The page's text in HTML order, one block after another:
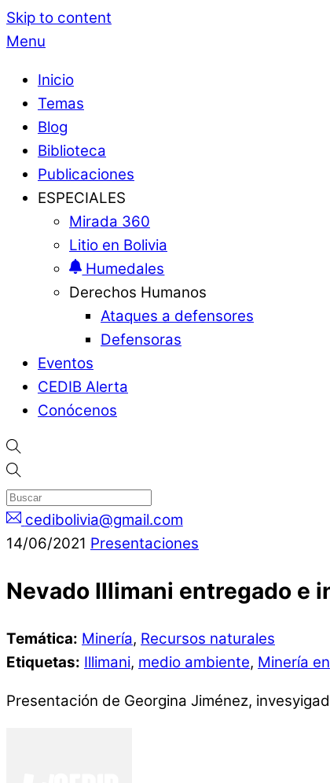
Skip to content
Menu
Inicio
Temas
Blog
Biblioteca
Publicaciones
ESPECIALES
Mirada 360
Litio en Bolivia
Humedales
Derechos Humanos
Ataques a defensores
Defensoras
Eventos
CEDIB Alerta
Conócenos
cedibolivia@gmail.com
14/06/2021 Presentaciones
Nevado Illimani entregado e
Temática: Minería, Recursos naturales
Etiquetas: Illimani, medio ambiente, Minería
Presentación de Georgina Jiménez,